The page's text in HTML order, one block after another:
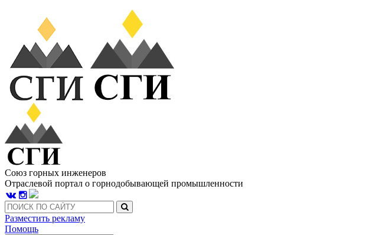
Союз горных инженеров
Отраслевой портал о горнодобывающей промышленности
Разместить рекламу
Помощь